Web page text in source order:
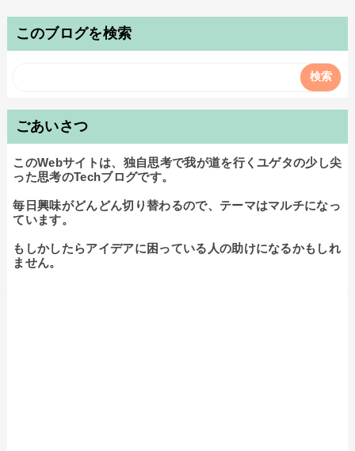
このブログを検索
ごあいさつ
このWebサイトは、独自思考で我が道を行くユゲタの少し尖
った思考のTechブログです。
毎日興味がどんどん切り替わるので、テーマはマルチになっ
ています。
もしかしたらアイデアに困っている人の助けになるかもしれ
ません。